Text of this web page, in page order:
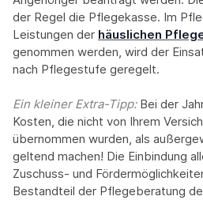
der Regel die Pflegekasse. Im
Leistungen der häuslichen
genommen werden, wird der
nach Pflegestufe geregelt.
Ein kleiner Extra-Tipp:‍ Bei der
Kosten, die nicht von Ihrem
übernommen wurden, als
geltend machen! Die Einbindung
Zuschuss- und
Bestandteil der Pflegeberatung